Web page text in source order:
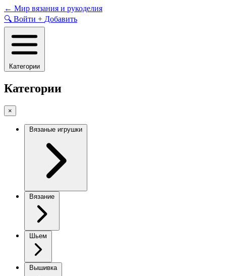
Skip
to
content
← Мир вязания и рукоделия
🔍 Войти + Добавить
Категории
Категории
×
Вязаные игрушки
Вязание
Шьем
Вышивка